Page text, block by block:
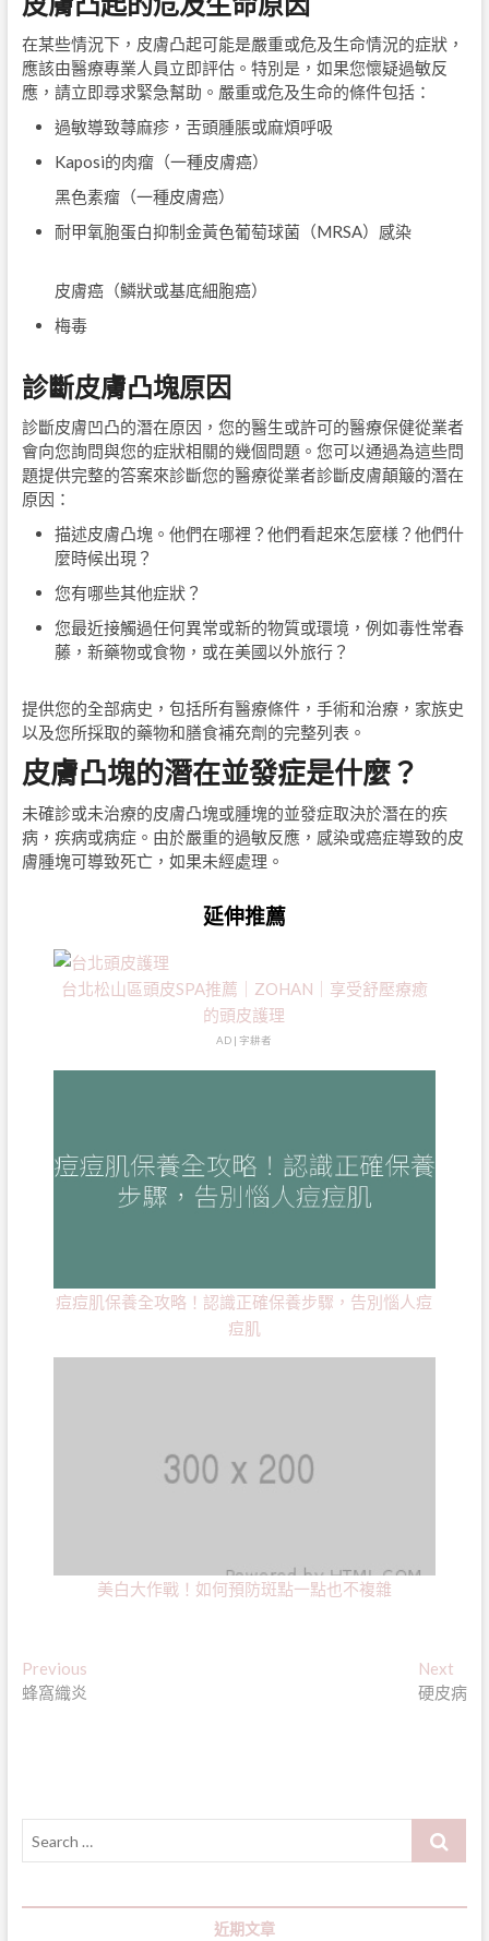
在某些情況下，皮膚凸起可能是嚴重或危及生命情況的症狀，
應該由醫療專業人員立即評估。特別是，如果您懷疑過敏反
應，請立即尋求緊急幫助。嚴重或危及生命的條件包括：
過敏導致蕁麻疹，舌頭腫脹或麻煩呼吸
Kaposi的肉瘤（一種皮膚癌）
黑色素瘤（一種皮膚癌）
耐甲氧胞蛋白抑制金黃色葡萄球菌（MRSA）感染
皮膚癌（鱗狀或基底細胞癌）
梅毒
診斷皮膚凸塊原因
診斷皮膚凹凸的潛在原因，您的醫生或許可的醫療保健從業者
會向您詢問與您的症狀相關的幾個問題。您可以通過為這些問
題提供完整的答案來診斷您的醫療從業者診斷皮膚顛簸的潛在
原因：
描述皮膚凸塊。他們在哪裡？他們看起來怎麼樣？他們什
麼時候出現？
您有哪些其他症狀？
您最近接觸過任何異常或新的物質或環境，例如毒性常春
藤，新藥物或食物，或在美國以外旅行？
提供您的全部病史，包括所有醫療條件，手術和治療，家族史
以及您所採取的藥物和膳食補充劑的完整列表。
皮膚凸塊的潛在並發症是什麼？
未確診或未治療的皮膚凸塊或腫塊的並發症取決於潛在的疾
病，疾病或病症。由於嚴重的過敏反應，感染或癌症導致的皮
膚腫塊可導致死亡，如果未經處理。
延伸推薦
台北松山區頭皮SPA推薦｜ZOHAN｜享受舒壓療癒
的頭皮護理
AD | 字耕者
痘痘肌保養全攻略！認識正確保養步驟，告別惱人痘
痘肌
美白大作戰！如何預防斑點一點也不複雜
文
章
PreviousPrevious
蜂窩織炎
Next
硬皮病
Search
近期文章